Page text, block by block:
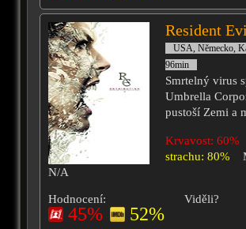
Resident
USA, Německo,
96min
Smrtelný virus
Umbrella
pustoší Zemi a
Krvavost: 60%
strachu: 80%
N/A
Hodnocení:
45% 52%
Viděli?